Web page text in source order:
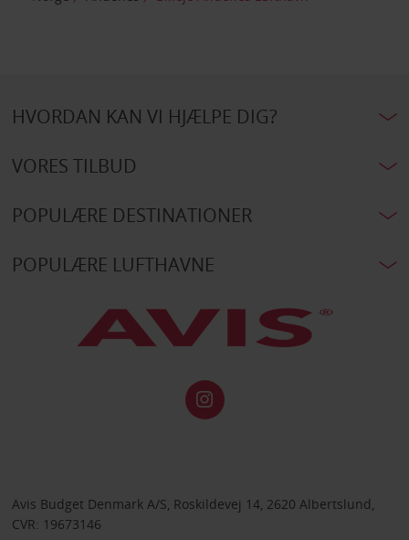
HVORDAN KAN VI HJÆLPE DIG?
VORES TILBUD
POPULÆRE DESTINATIONER
POPULÆRE LUFTHAVNE
Avis Budget Denmark A/S, Roskildevej 14, 2620 Albertslund,
CVR: 19673146